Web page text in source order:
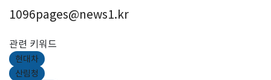
1096pages@news1.kr
관련 키워드
현대차
산림청